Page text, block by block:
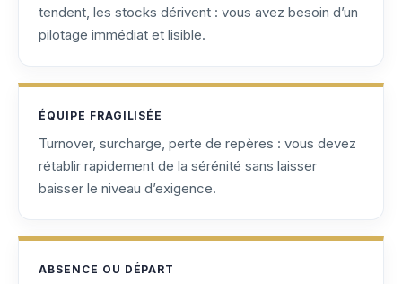
tendent, les stocks dérivent : vous avez besoin d’un
pilotage immédiat et lisible.
ÉQUIPE FRAGILISÉE
Turnover, surcharge, perte de repères : vous devez
rétablir rapidement de la sérénité sans laisser
baisser le niveau d’exigence.
ABSENCE OU DÉPART